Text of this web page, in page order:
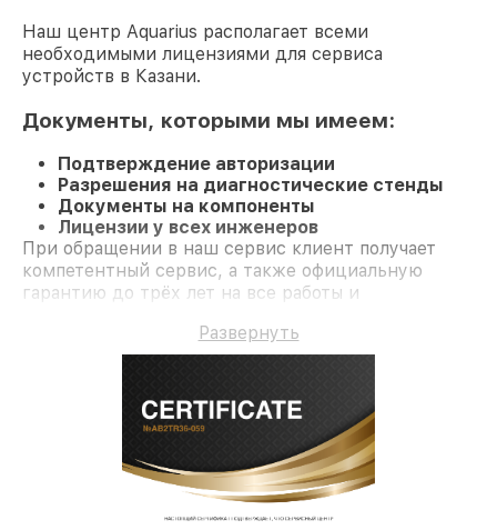
Наш центр Aquarius располагает всеми
необходимыми лицензиями для сервиса
устройств в Казани.
Документы, которыми мы имеем:
Подтверждение авторизации
Разрешения на диагностические стенды
Документы на компоненты
Лицензии у всех инженеров
При обращении в наш сервис клиент получает
компетентный сервис, а также официальную
гарантию до трёх лет на все работы и
Развернуть